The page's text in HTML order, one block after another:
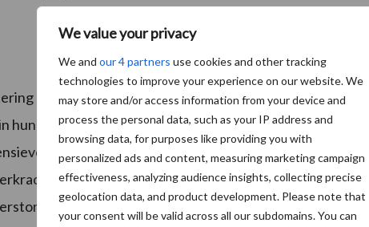
We value your privacy
We and our 4 partners use cookies and other tracking
technologies to improve your experience on our website. We
may store and/or access information from your device and
process the personal data, such as your IP address and
browsing data, for purposes like providing you with
personalized ads and content, measuring marketing campaign
effectiveness, analyzing audience insights, collecting precise
geolocation data, and product development. Please note that
your consent will be valid across all our subdomains. You can
(CRV) is er aandacht voor het fokken van koeien die
hun omgeving en een goede algehele gezondheid
melkveebedrijven. Om hiervoor te kunnen fokken
geïntroduceerd. Selectie op dit kenmerk zorgt
en daar sneller van herstellen.